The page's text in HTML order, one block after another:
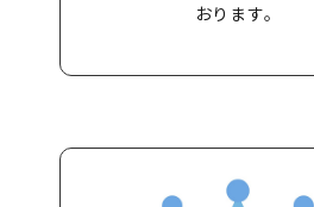
おります。